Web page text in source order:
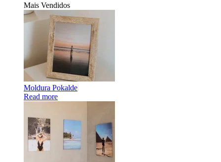
Mais Vendidos
Moldura Pokalde
Read more